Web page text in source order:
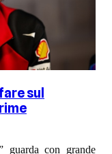
sul
guarda con grande